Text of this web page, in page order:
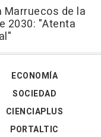
de la
2030: "Atenta
ECONOMÍA
SOCIEDAD
CIENCIAPLUS
PORTALTIC